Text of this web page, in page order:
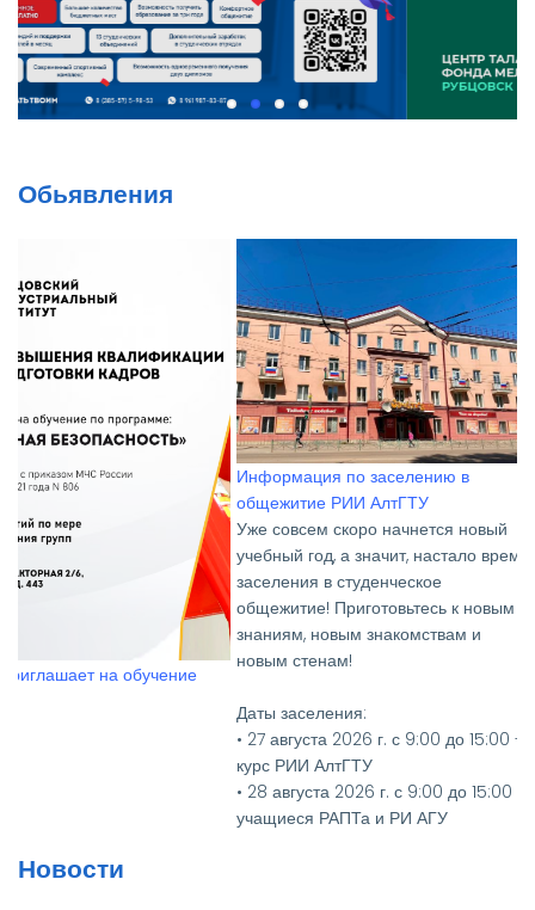
Обьявления
Информация по заселению в
общежитие РИИ АлтГТУ
Уже совсем скоро начнется новый
учебный год, а значит, настало время
заселения в студенческое
общежитие! Приготовьтесь к новым
знаниям, новым знакомствам и
• 27 августа 2026 г. с 9:00 до 15:00 - 1
• 28 августа 2026 г. с 9:00 до 15:00 -
15:00 - 2-4 курсы РИИ АлтГТУ
Вручение дипломов
Новости